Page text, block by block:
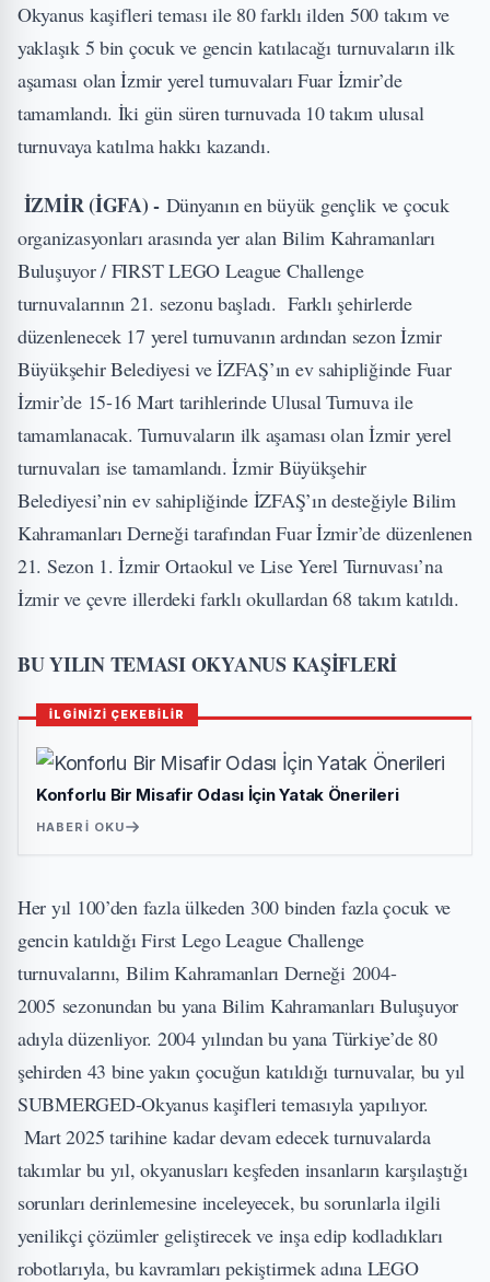
Okyanus kaşifleri teması ile 80 farklı ilden 500 takım ve
yaklaşık 5 bin çocuk ve gencin katılacağı turnuvaların ilk
aşaması olan İzmir yerel turnuvaları Fuar İzmir’de
tamamlandı. İki gün süren turnuvada 10 takım ulusal
turnuvaya katılma hakkı kazandı.
İZMİR (İGFA) - Dünyanın en büyük gençlik ve çocuk
organizasyonları arasında yer alan Bilim Kahramanları
Buluşuyor / FIRST LEGO League Challenge
turnuvalarının 21. sezonu başladı. Farklı şehirlerde
düzenlenecek 17 yerel turnuvanın ardından sezon İzmir
Büyükşehir Belediyesi ve İZFAŞ’ın ev sahipliğinde Fuar
İzmir’de 15-16 Mart tarihlerinde Ulusal Turnuva ile
tamamlanacak. Turnuvaların ilk aşaması olan İzmir yerel
turnuvaları ise tamamlandı. İzmir Büyükşehir
Belediyesi’nin ev sahipliğinde İZFAŞ’ın desteğiyle Bilim
Kahramanları Derneği tarafından Fuar İzmir’de düzenlenen
21. Sezon 1. İzmir Ortaokul ve Lise Yerel Turnuvası’na
İzmir ve çevre illerdeki farklı okullardan 68 takım katıldı.
BU YILIN TEMASI OKYANUS KAŞİFLERİ
İLGİNİZİ ÇEKEBİLİR
Konforlu Bir Misafir Odası İçin Yatak Önerileri
HABERI OKU
Her yıl 100’den fazla ülkeden 300 binden fazla çocuk ve
gencin katıldığı First Lego League Challenge
turnuvalarını, Bilim Kahramanları Derneği 2004-
2005 sezonundan bu yana Bilim Kahramanları Buluşuyor
adıyla düzenliyor. 2004 yılından bu yana Türkiye’de 80
şehirden 43 bine yakın çocuğun katıldığı turnuvalar, bu yıl
SUBMERGED-Okyanus kaşifleri temasıyla yapılıyor.
Mart 2025 tarihine kadar devam edecek turnuvalarda
takımlar bu yıl, okyanusları keşfeden insanların karşılaştığı
sorunları derinlemesine inceleyecek, bu sorunlarla ilgili
yenilikçi çözümler geliştirecek ve inşa edip kodladıkları
robotlarıyla, bu kavramları pekiştirmek adına LEGO